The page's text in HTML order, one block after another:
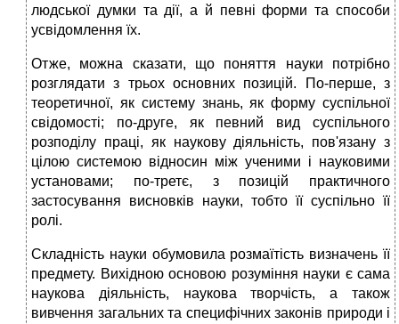
людської думки та дії, а й певні форми та способи
усвідомлення їх.
Отже, можна сказати, що поняття науки потрібно
розглядати з трьох основних позицій. По-перше, з
теоретичної, як систему знань, як форму суспільної
свідомості; по-друге, як певний вид суспільного
розподілу праці, як наукову діяльність, пов'язану з
цілою системою відносин між уче­ними і науковими
установами; по-третє, з позицій практич­ного
застосування висновків науки, тобто її суспільно її
ролі.
Складність науки обумовила розмаїтість визначень її
предмету. Вихідною основою розуміння науки є сама
наукова діяльність, наукова творчість, а також
вивчення загальних та специфічних законів природи і